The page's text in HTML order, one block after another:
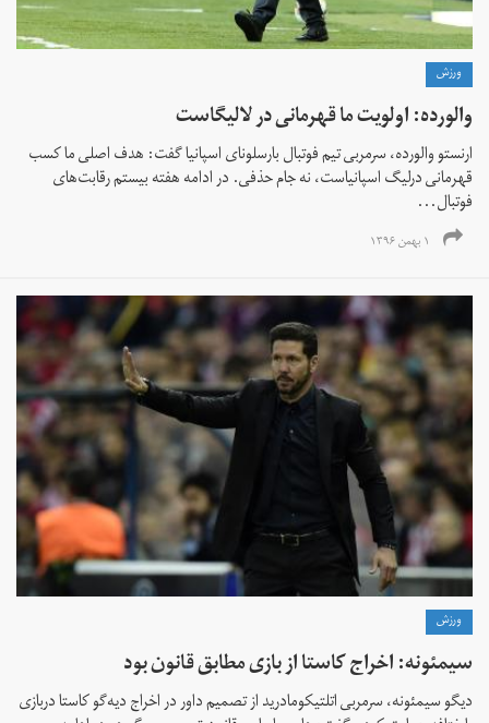
ورزش
والورده: اولویت ما قهرمانی در لالیگاست
ارنستو والورده، سرمربی تیم فوتبال بارسلونای اسپانیا گفت: هدف اصلی ما کسب
قهرمانی درلیگ اسپانیاست، نه جام حذفی. در ادامه هفته بیستم رقابت‌های
فوتبال...
۱ بهمن ۱۳۹۶
ورزش
سیمئونه: اخراج کاستا از بازی مطابق قانون بود
دیگو سیمئونه، سرمربی اتلتیکومادرید از تصمیم داور در اخراج دیه‌گو کاستا دربازی